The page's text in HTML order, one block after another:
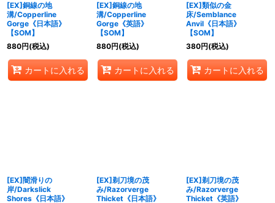
[EX]銅線の地
溝/Copperline
Gorge《日本語》
【SOM】
880円(税込)
カートに入れる
[EX]銅線の地
溝/Copperline
Gorge《英語》
【SOM】
880円(税込)
カートに入れる
[EX]類似の金
床/Semblance
Anvil《日本語》
【SOM】
380円(税込)
カートに入れる
[EX]闇滑りの
岸/Darkslick
Shores《日本語》
[EX]剃刀境の茂
み/Razorverge
Thicket《日本語》
[EX]剃刀境の茂
み/Razorverge
Thicket《英語》